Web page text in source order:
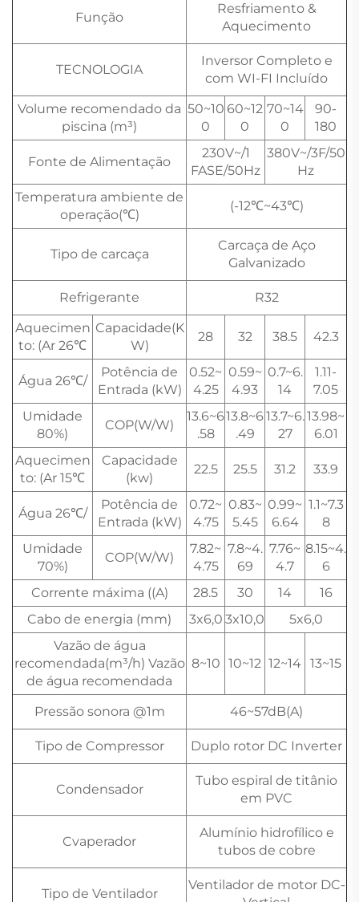
Função
Resfriamento &
Aquecimento
TECNOLOGIA
Inversor Completo e
com WI-FI Incluído
Volume recomendado da
piscina (m³)
50~10
0
60~12
0
70~14
0
90-
180
Fonte de Alimentação
230V~/1
FASE/50Hz
380V~/3F/50
Hz
Temperatura ambiente de
operação(℃)
(-12℃~43℃)
Tipo de carcaça
Carcaça de Aço
Galvanizado
Refrigerante
R32
Aquecimen
to: (Ar 26℃
Capacidade(K
W)
28 32 38.5 42.3
Água 26℃/
Potência de
Entrada (kW)
0.52~
4.25
0.59~
4.93
0.7~6.
14
1.11-
7.05
Umidade
80%)
COP(W/W)
13.6~6
.58
13.8~6
.49
13.7~6.
27
13.98~
6.01
Aquecimen
to: (Ar 15℃
Capacidade
(kw)
22.5 25.5 31.2 33.9
Água 26℃/
Potência de
Entrada (kW)
0.72~
4.75
0.83~
5.45
0.99~
6.64
1.1~7.3
8
Umidade
70%)
COP(W/W)
7.82~
4.75
7.8~4.
69
7.76~
4.7
8.15~4.
6
Corrente máxima ((A)
28.5 30 14
16
Cabo de energia (mm)
3x6,0 3x10,0
5x6,0
Vazão de água
recomendada(m³/h) Vazão
de água recomendada
8~10 10~12 12~14 13~15
Pressão sonora @1m 46~57dB(A)
Tipo de Compressor Duplo rotor DC Inverter
Condensador
Tubo espiral de titânio
em PVC
Cvaperador
Alumínio hidrofílico e
tubos de cobre
Tipo de Ventilador
Ventilador de motor DC-